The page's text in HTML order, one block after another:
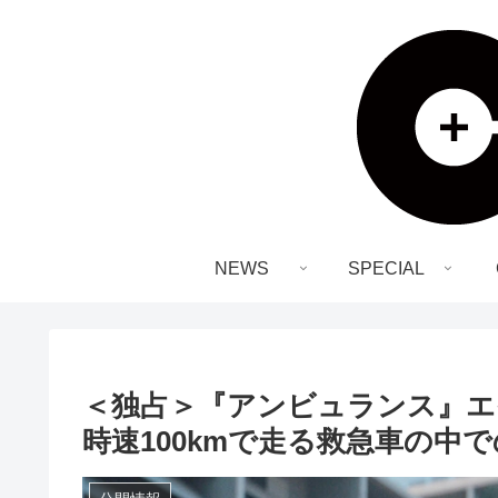
NEWS SPECIAL
＜独占＞『アンビュランス』
時速100kmで走る救急車の中